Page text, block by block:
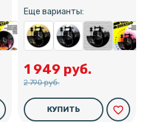
Еще варианты:
1 949 руб.
2 790 руб.
КУПИТЬ favorite_border